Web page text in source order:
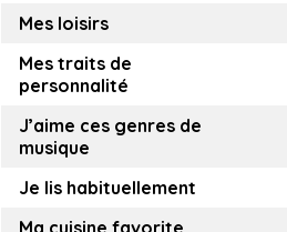
Mes loisirs
Mes traits de
personnalité
J’aime ces genres de
musique
Je lis habituellement
Ma cuisine favorite